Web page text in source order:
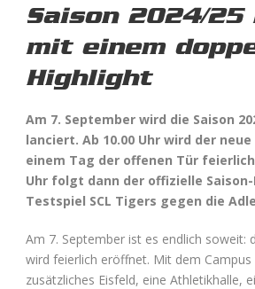
Saison 2024/25
mit einem
Highlight
Am 7. September wird die Saison
lanciert. Ab 10.00 Uhr wird der
einem Tag der offenen Tür
Uhr folgt dann der offizielle
Testspiel SCL Tigers gegen die
Am 7. September ist es endlich soweit:
wird feierlich eröffnet. Mit dem
zusätzliches Eisfeld, eine Athletikhalle,